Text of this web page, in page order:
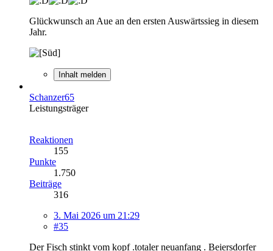
Glückwunsch an Aue an den ersten Auswärtssieg in diesem
Jahr.
Inhalt melden
Schanzer65
Leistungsträger
Reaktionen
155
Punkte
1.750
Beiträge
316
3. Mai 2026 um 21:29
#35
Der Fisch stinkt vom kopf .totaler neuanfang . Beiersdorfer